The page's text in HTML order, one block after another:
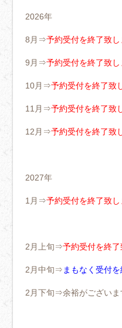
2026年
8月⇒予約受付を終了致し
9月⇒予約受付を終了致し
10月⇒予約受付を終了致
11月⇒予約受付を終了致
12月⇒予約受付を終了致
2027年
1月⇒予約受付を終了致し
2月上旬⇒予約受付を終
2月中旬⇒ まもなく受付
2月下旬⇒余裕がございま